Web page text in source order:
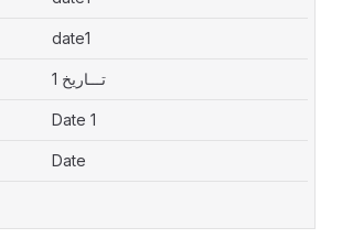
date1
تـــاريخ 1
Date 1
Date